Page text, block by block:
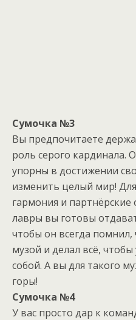
Сумочка №3
Вы предпочитаете
роль серого кардинала.
упорны в достижении
изменить целый мир!
гармония и
лавры вы готовы
чтобы он всегда помнил,
музой и делал всё,
собой. А вы для такого
горы!
Сумочка №4
У вас просто дар к